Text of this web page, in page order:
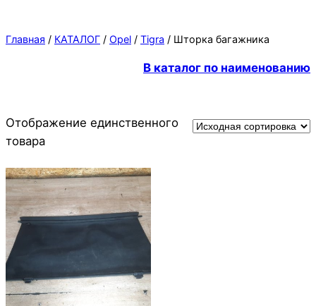
Главная / КАТАЛОГ / Opel / Tigra / Шторка багажника
В каталог по наименованию
Отображение единственного
товара